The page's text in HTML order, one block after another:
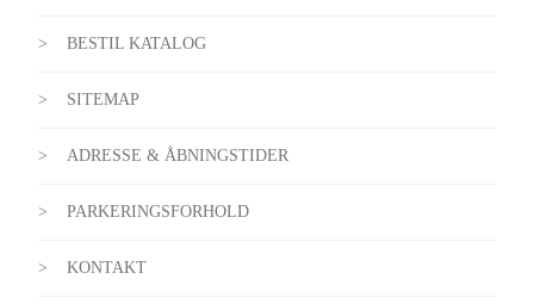
BESTIL KATALOG
SITEMAP
ADRESSE & ÅBNINGSTIDER
PARKERINGSFORHOLD
KONTAKT